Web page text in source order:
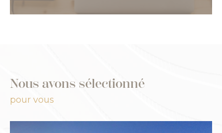
Nous avons sélectionné
pour vous